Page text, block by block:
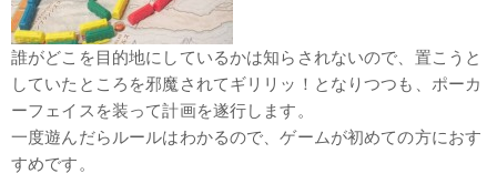
誰がどこを目的地にしているかは知らされないので、置こうと
していたところを邪魔されてギリリッ！となりつつも、ポーカ
ーフェイスを装って計画を遂行します。
一度遊んだらルールはわかるので、ゲームが初めての方におす
すめです。